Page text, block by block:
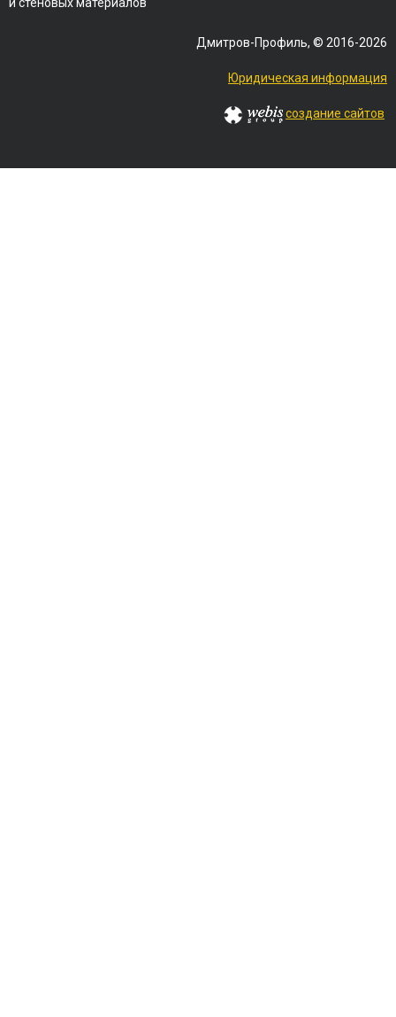
Дмитров-Профиль, © 2016-2026
Юридическая информация
создание сайтов